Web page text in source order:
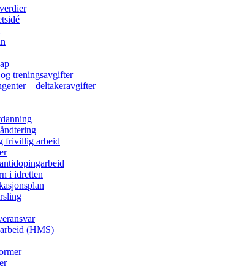
treningsavgifter
– deltakeravgifter
frivillig arbeid
i idretten
(HMS)